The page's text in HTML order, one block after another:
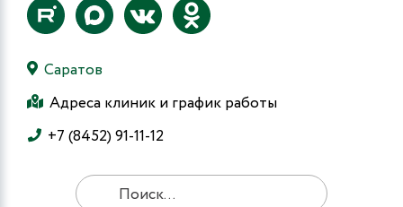
Саратов
Адреса клиник и график работы
+7 (8452) 91-11-12